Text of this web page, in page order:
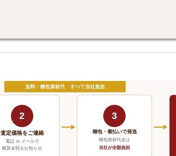
送料・梱包資材代 すべて当社負担
2
査定価格をご連絡
電話 or メールで
概算金額をお知らせ
3
梱包・着払いで発送
梱包資材代金は
当社が全額負担